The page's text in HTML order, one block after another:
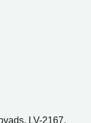
LV-2167,